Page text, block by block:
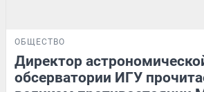
ОБЩЕСТВО
Директор
обсерватории ИГУ